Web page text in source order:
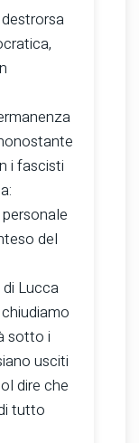
i fascisti
del
Lucca
sotto i
usciti
dire che
tutto